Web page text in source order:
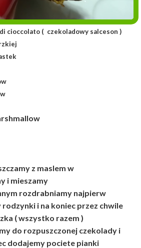
( czekoladowy salceson )
z maslem w
i mieszamy
rozdrabniamy najpierw
i na koniec przez chwile
( wszystko razem )
do rozpuszczonej czekolady i
dodajemy pociete pianki